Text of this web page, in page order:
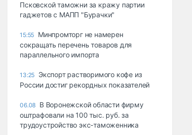
Псковской таможни за кражу партии
гаджетов с МАПП "Бурачки"
15:55 Минпромторг не намерен
сокращать перечень товаров для
параллельного импорта
13:25 Экспорт растворимого кофе из
России достиг рекордных показателей
06.08 В Воронежской области фирму
оштрафовали на 100 тыс. руб. за
трудоустройство экс-таможенника